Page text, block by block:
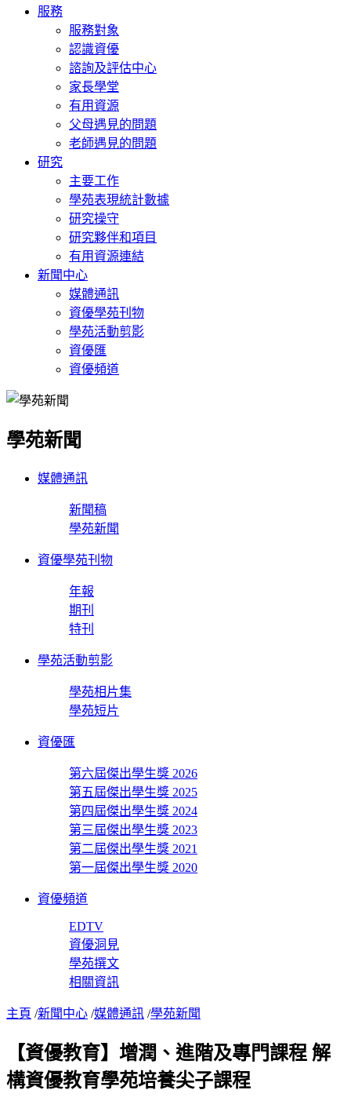
服務
服務對象
認識資優
諮詢及評估中心
家長學堂
有用資源
父母遇見的問題
老師遇見的問題
研究
主要工作
學苑表現統計數據
研究操守
研究夥伴和項目
有用資源連結
新聞中心
媒體通訊
資優學苑刊物
學苑活動剪影
資優匯
資優頻道
學苑新聞
媒體通訊
新聞稿
學苑新聞
資優學苑刊物
年報
期刊
特刊
學苑活動剪影
學苑相片集
學苑短片
資優匯
第六屆傑出學生獎 2026
第五屆傑出學生獎 2025
第四屆傑出學生獎 2024
第三屆傑出學生獎 2023
第二屆傑出學生獎 2021
第一屆傑出學生獎 2020
資優頻道
EDTV
資優洞見
學苑撰文
相關資訊
主頁 /新聞中心 /媒體通訊 /學苑新聞
【資優教育】增潤、進階及專門課程 解
構資優教育學苑培養尖子課程